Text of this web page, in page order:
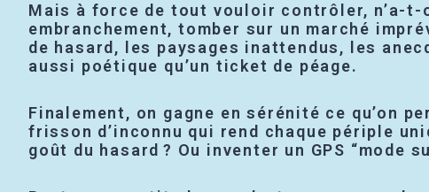
Mais à force de tout vouloir contrôler, n’a-t-
embranchement, tomber sur un marché
de hasard, les paysages inattendus, les
aussi poétique qu’un ticket de péage.
Finalement, on gagne en sérénité ce qu’on
frisson d’inconnu qui rend chaque périple
goût du hasard ? Ou inventer un GPS “mode